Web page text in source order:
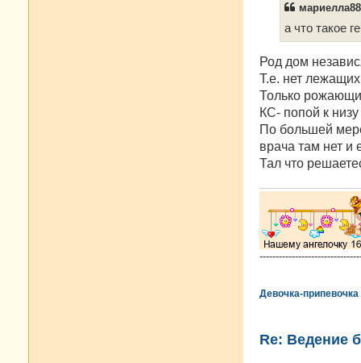
а что такое
Род дом
Т.е. нет
Только
КС- попой к
По большей
врача там нет и
Тал что
Девочка-припевочка
Re: Ведение